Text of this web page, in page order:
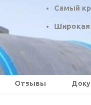
Самый
Широкая
Отзывы